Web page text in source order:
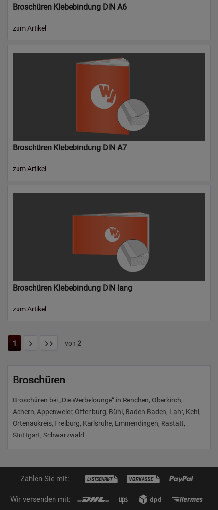
Broschüren Klebebindung DIN A6
zum Artikel
Broschüren Klebebindung DIN A7
zum Artikel
Broschüren Klebebindung DIN lang
zum Artikel
1 von 2
Broschüren
Broschüren bei „Die Werbelounge“ in Renchen, Oberkirch,
Achern, Appenweier, Offenburg, Bühl, Baden-Baden, Lahr, Kehl,
Ortenaukreis, Freiburg, Karlsruhe, Emmendingen, Rastatt,
Stuttgart, Schwarzwald
Zahlen Sie mit:
Wir versenden mit: